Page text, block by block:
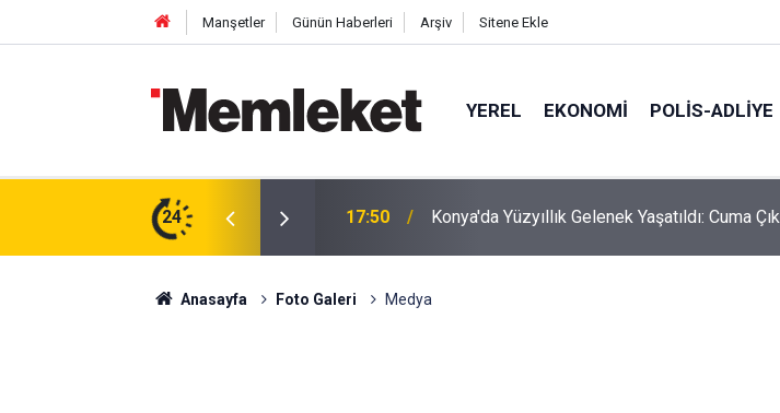
Manşetler Günün Haberleri Arşiv Sitene Ekle
YEREL EKONOMI POLİS-ADLİYE
24
Cuma Çıkışı Soğuk Karpuz 17:48 İnsan İhmali Minik Carettanın Sonu Oldu
Anasayfa Foto Galeri Medya